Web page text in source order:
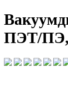
ПЭТ/ПЭ,